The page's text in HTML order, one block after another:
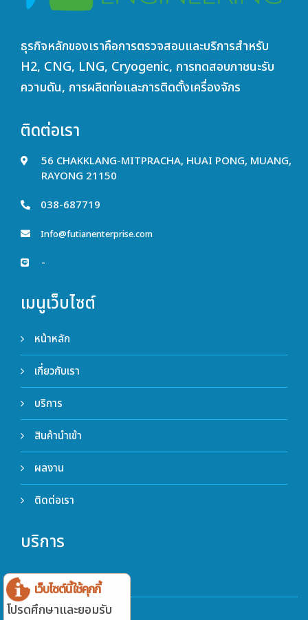
ธุรกิจหลักของเราคือการตรวจสอบและบริการสำหรับ
H2, CNG, LNG, Cryogenic, การทดสอบภาชนะรับ
ความดัน, การผลิตท่อและการติดตั้งเครื่องจักร
ติดต่อเรา
56 CHAKKLANG-MITPRACHA, HUAI PONG, MUANG,
RAYONG 21150
038-687719
Info@futianenterprise.com
-
เมนูเว็บไซต์
หน้าหลัก
เกี่ยวกับเรา
บริการ
สินค้านำเข้า
ผลงาน
ติดต่อเรา
บริการ
นำเข้า
ตรวจสอบ
เว็บไซต์นี้ใช้คุกกี้
โปรดศึกษาและยอมรับ